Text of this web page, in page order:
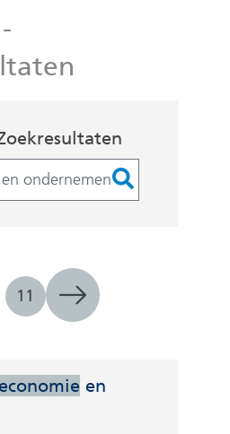
-
11
economieen